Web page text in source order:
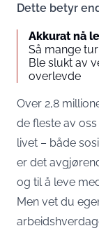
Dette betyr
Akkurat nå
Så mange
Ble slukt av
overlevde
Over 2,8
de fleste av
livet – både
er det
og til å leve
Men vet du